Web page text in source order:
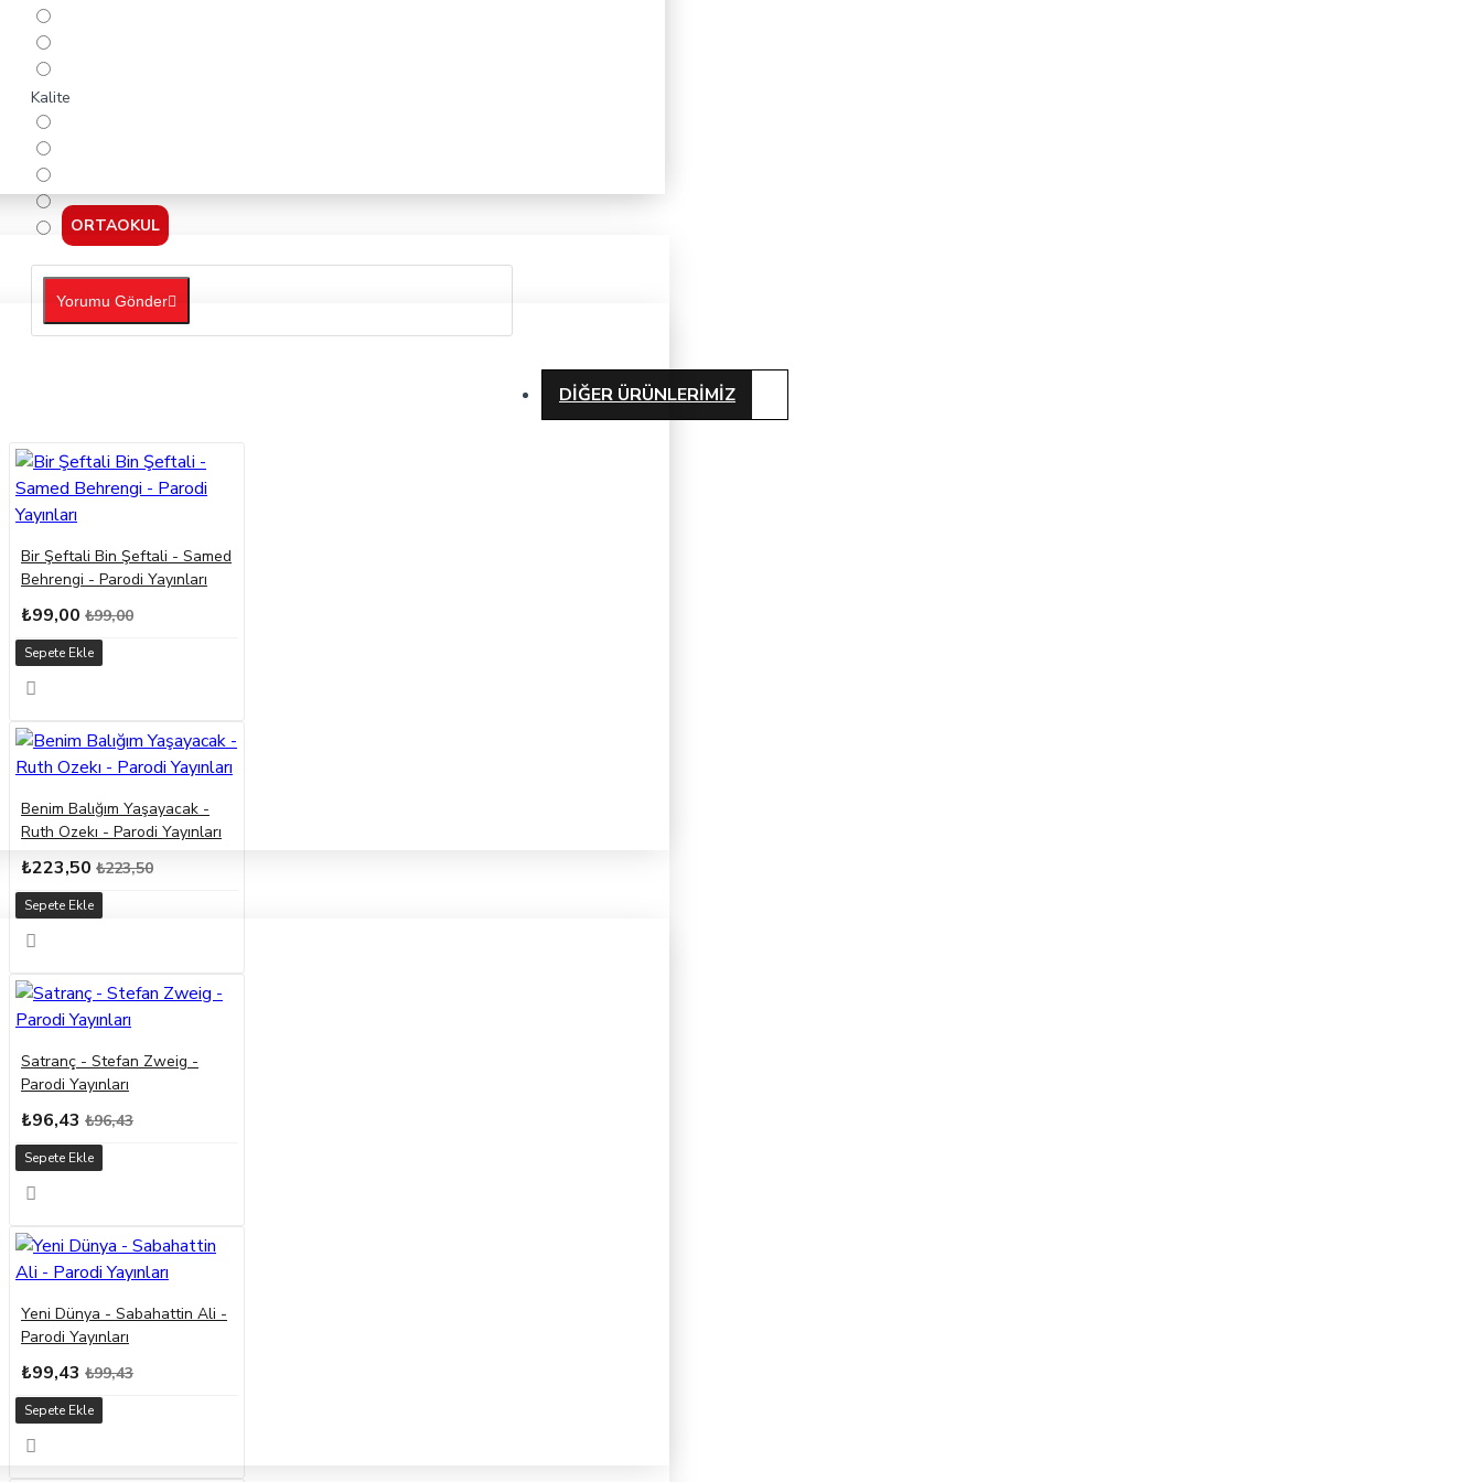
ORTAOKUL
Kalite
Yorumu Gönder
DIĞER ÜRÜNLERIMIZ
Bir Şeftali Bin Şeftali - Samed
Behrengi - Parodi Yayınları
₺99,00 ₺99,00
Sepete Ekle
Benim Balığım Yaşayacak -
Ruth Ozekı - Parodi Yayınları
₺223,50 ₺223,50
Sepete Ekle
Satranç - Stefan Zweig -
Parodi Yayınları
₺96,43 ₺96,43
Sepete Ekle
Yeni Dünya - Sabahattin Ali -
Parodi Yayınları
₺99,43 ₺99,43
Sepete Ekle